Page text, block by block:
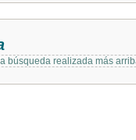
búsqueda realizada más